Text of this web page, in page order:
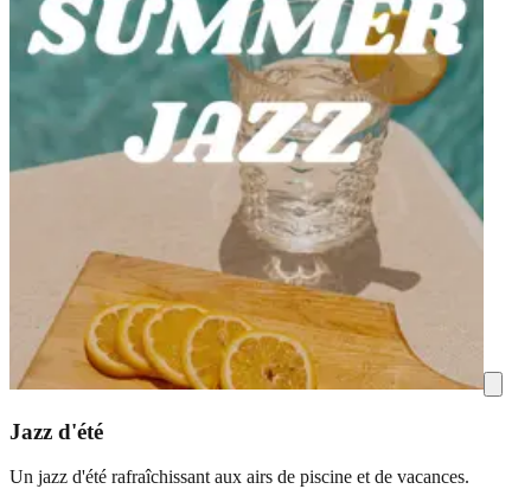
Jazz d'été
Un jazz d'été rafraîchissant aux airs de piscine et de vacances.